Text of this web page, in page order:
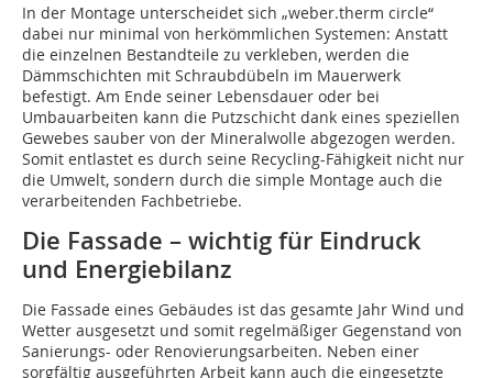
In der Montage unterscheidet sich „weber.therm circle“
dabei nur minimal von herkömmlichen Systemen: Anstatt
die einzelnen Bestandteile zu verkleben, werden die
Dämmschichten mit Schraubdübeln im Mauerwerk
befestigt. Am Ende seiner Lebensdauer oder bei
Umbauarbeiten kann die Putzschicht dank eines speziellen
Gewebes sauber von der Mineralwolle abgezogen werden.
Somit entlastet es durch seine Recycling-Fähigkeit nicht nur
die Umwelt, sondern durch die simple Montage auch die
verarbeitenden Fachbetriebe.
Die Fassade – wichtig für Eindruck
und Energiebilanz
Die Fassade eines Gebäudes ist das gesamte Jahr Wind und
Wetter ausgesetzt und somit regelmäßiger Gegenstand von
Sanierungs- oder Renovierungsarbeiten. Neben einer
sorgfältig ausgeführten Arbeit kann auch die eingesetzte